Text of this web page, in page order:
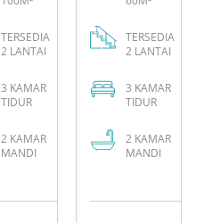
TERSEDIA
2 LANTAI
3 KAMAR
TIDUR
2 KAMAR
MANDI
TERSEDIA
2 LANTAI
3 KAMAR
TIDUR
2 KAMAR
MANDI